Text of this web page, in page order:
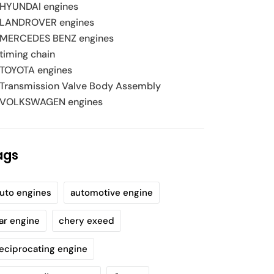
HYUNDAI engines
LANDROVER engines
MERCEDES BENZ engines
timing chain
TOYOTA engines
Transmission Valve Body Assembly
VOLKSWAGEN engines
engines automotive engine
engine chery exeed
engine